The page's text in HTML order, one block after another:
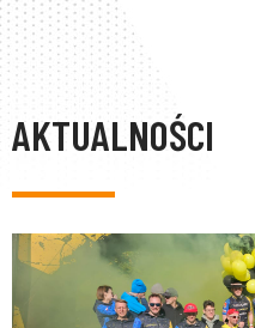
AKTUALNOŚCI